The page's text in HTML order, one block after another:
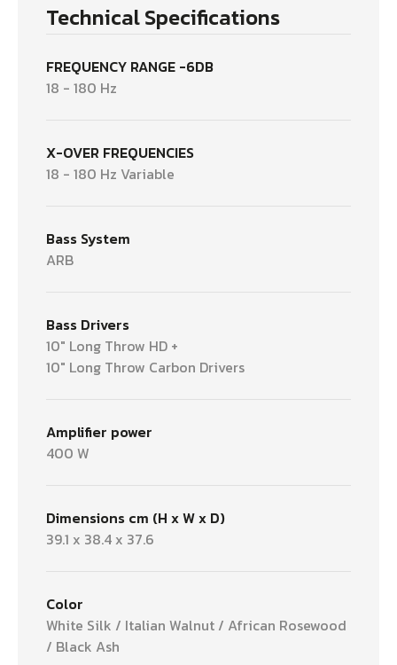
Technical Specifications
FREQUENCY RANGE -6DB
18 - 180 Hz
X-OVER FREQUENCIES
18 - 180 Hz Variable
Bass System
ARB
Bass Drivers
10" Long Throw HD +
10" Long Throw Carbon Drivers
Amplifier power
400 W
Dimensions cm (H x W x D)
39.1 x 38.4 x 37.6
Color
White Silk / Italian Walnut / African Rosewood
/ Black Ash